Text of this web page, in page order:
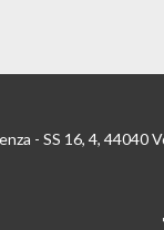
- SS 16, 4, 44040